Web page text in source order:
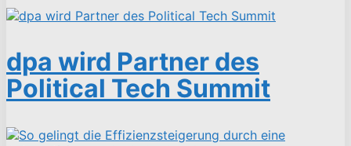
dpa wird Partner des
Political Tech Summit